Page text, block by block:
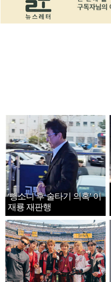
‘뺑소니 후 술타기 의혹’ 이
재룡 재판행